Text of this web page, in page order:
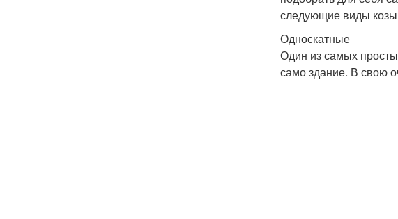
следующие виды
Односкатные
Один из самых
само здание. В свою